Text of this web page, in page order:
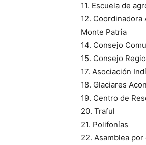
11. Escuela de
12.
Monte Patria
14. Consejo
15. Consejo
17. Asociación
18. Glaciares
19. Centro de
20. Traful
21. Polifonías
22. Asamblea